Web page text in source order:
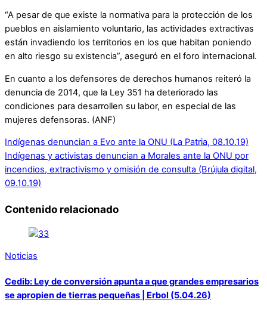
“A pesar de que existe la normativa para la protección de los
pueblos en aislamiento voluntario, las actividades extractivas
están invadiendo los territorios en los que habitan poniendo
en alto riesgo su existencia”, aseguró en el foro internacional.
En cuanto a los defensores de derechos humanos reiteró la
denuncia de 2014, que la Ley 351 ha deteriorado las
condiciones para desarrollen su labor, en especial de las
mujeres defensoras. (ANF)
Indígenas denuncian a Evo ante la ONU (La Patria, 08.10.19)
Indígenas y activistas denuncian a Morales ante la ONU por
incendios, extractivismo y omisión de consulta (Brújula digital,
09.10.19)
Contenido relacionado
Noticias
Cedib: Ley de conversión apunta a que grandes empresarios
se apropien de tierras pequeñas | Erbol (5.04.26)